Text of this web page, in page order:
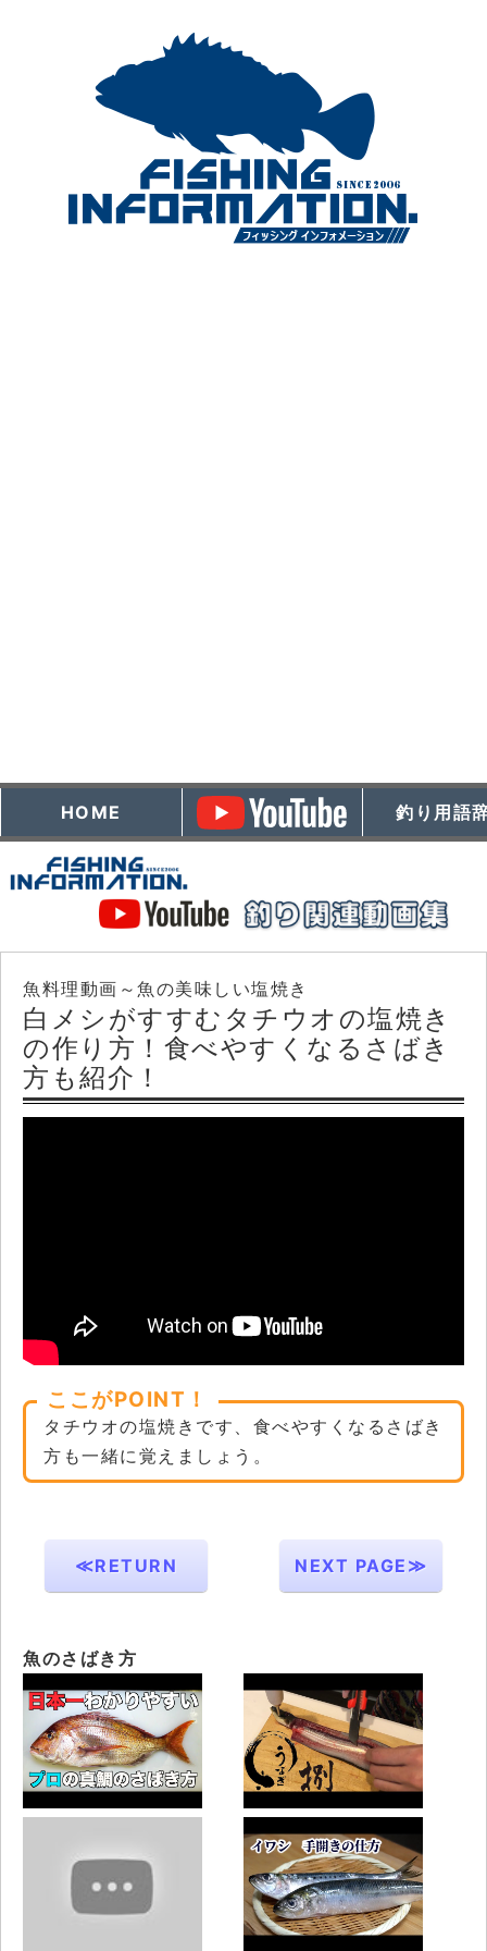
HOME 釣り用語
魚料理動画～魚の美味しい塩焼き
白メシがすすむタチウオの塩焼き
の作り方！食べやすくなるさばき
方も紹介！
ここがPOINT！
タチウオの塩焼きです、食べやすくなるさばき
方も一緒に覚えましょう。
≪RETURN NEXT PAGE≫
魚のさばき方